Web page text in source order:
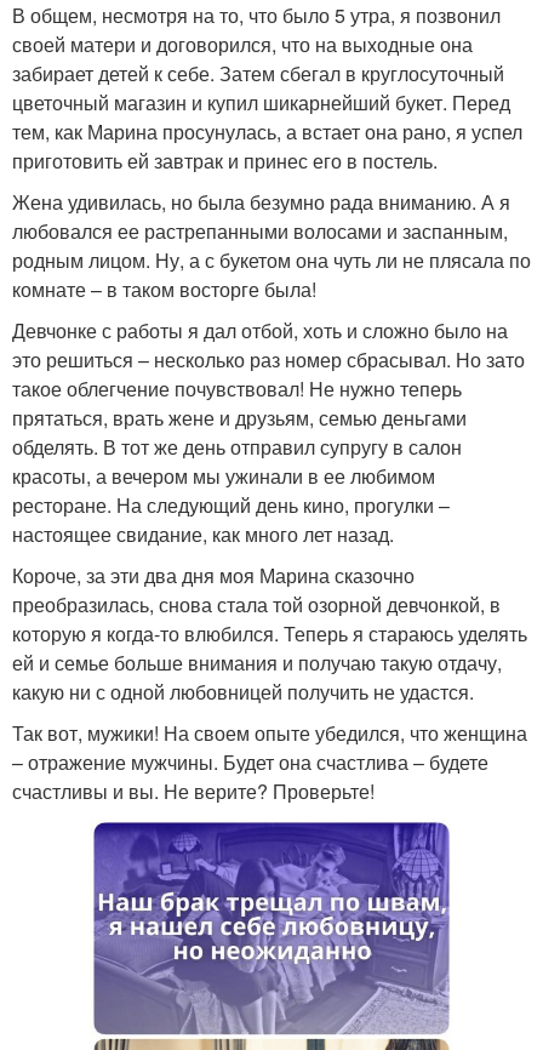
В общем, несмотря на то, что было 5 утра, я позвонил
своей матери и договорился, что на выходные она
забирает детей к себе. Затем сбегал в круглосуточный
цветочный магазин и купил шикарнейший букет. Перед
тем, как Марина просунулась, а встает она рано, я успел
приготовить ей завтрак и принес его в постель.
Жена удивилась, но была безумно рада вниманию. А я
любовался ее растрепанными волосами и заспанным,
родным лицом. Ну, а с букетом она чуть ли не плясала по
комнате – в таком восторге была!
Девчонке с работы я дал отбой, хоть и сложно было на
это решиться – несколько раз номер сбрасывал. Но зато
такое облегчение почувствовал! Не нужно теперь
прятаться, врать жене и друзьям, семью деньгами
обделять. В тот же день отправил супругу в салон
красоты, а вечером мы ужинали в ее любимом
ресторане. На следующий день кино, прогулки –
настоящее свидание, как много лет назад.
Короче, за эти два дня моя Марина сказочно
преобразилась, снова стала той озорной девчонкой, в
которую я когда-то влюбился. Теперь я стараюсь уделять
ей и семье больше внимания и получаю такую отдачу,
какую ни с одной любовницей получить не удастся.
Так вот, мужики! На своем опыте убедился, что женщина
– отражение мужчины. Будет она счастлива – будете
счастливы и вы. Не верите? Проверьте!